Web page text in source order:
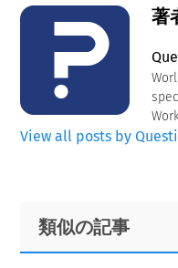
著
View all posts by
Primary
Sidebar
Footer
類似の記事